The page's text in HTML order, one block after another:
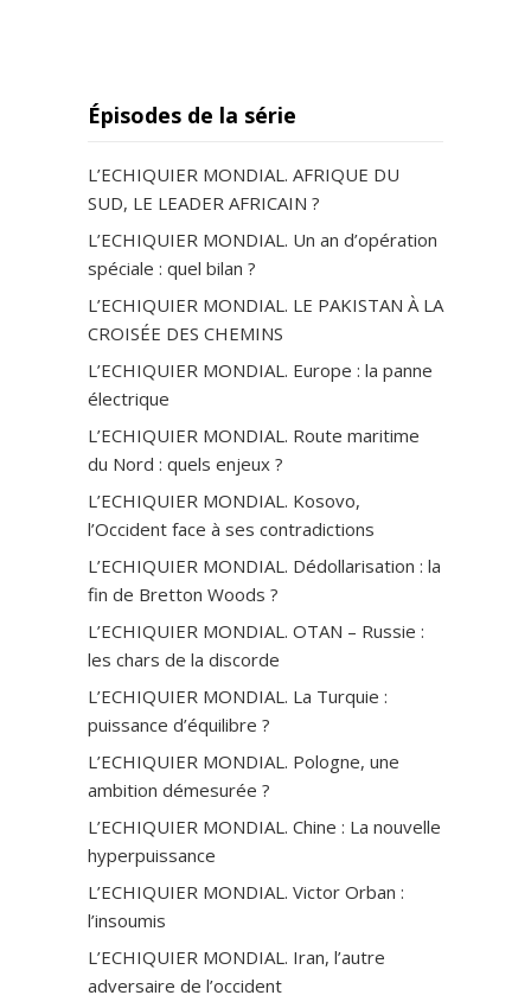
Épisodes de la série
L’ECHIQUIER MONDIAL. AFRIQUE DU
SUD, LE LEADER AFRICAIN ?
L’ECHIQUIER MONDIAL. Un an d’opération
spéciale : quel bilan ?
L’ECHIQUIER MONDIAL. LE PAKISTAN À LA
CROISÉE DES CHEMINS
L’ECHIQUIER MONDIAL. Europe : la panne
électrique
L’ECHIQUIER MONDIAL. Route maritime
du Nord : quels enjeux ?
L’ECHIQUIER MONDIAL. Kosovo,
l’Occident face à ses contradictions
L’ECHIQUIER MONDIAL. Dédollarisation : la
fin de Bretton Woods ?
L’ECHIQUIER MONDIAL. OTAN – Russie :
les chars de la discorde
L’ECHIQUIER MONDIAL. La Turquie :
puissance d’équilibre ?
L’ECHIQUIER MONDIAL. Pologne, une
ambition démesurée ?
L’ECHIQUIER MONDIAL. Chine : La nouvelle
hyperpuissance
L’ECHIQUIER MONDIAL. Victor Orban :
l’insoumis
L’ECHIQUIER MONDIAL. Iran, l’autre
adversaire de l’occident